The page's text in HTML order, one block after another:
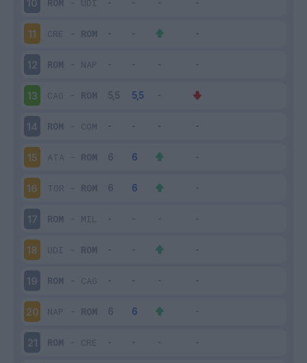
10 ROM - UDI
11 CRE - ROM
12 ROM - NAP
13 CAG - ROM
14 ROM - COM
15 ATA - ROM
16 TOR - ROM
17 ROM - MIL
18 UDI - ROM
19 ROM - CAG
20 NAP - ROM
21 ROM - CRE